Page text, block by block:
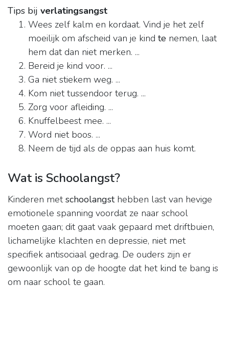
Tips bij verlatingsangst
Wees zelf kalm en kordaat. Vind je het zelf
moeilijk om afscheid van je kind te nemen, laat
hem dat dan niet merken. ...
Bereid je kind voor. ...
Ga niet stiekem weg. ...
Kom niet tussendoor terug. ...
Zorg voor afleiding. ...
Knuffelbeest mee. ...
Word niet boos. ...
Neem de tijd als de oppas aan huis komt.
Wat is Schoolangst?
Kinderen metschoolangsthebben last van hevige
emotionele spanning voordat ze naar school
moeten gaan; dit gaat vaak gepaard met driftbuien,
lichamelijke klachten en depressie, niet met
specifiek antisociaal gedrag. De ouders zijn er
gewoonlijk van op de hoogte dat het kind te bang is
om naar school te gaan.